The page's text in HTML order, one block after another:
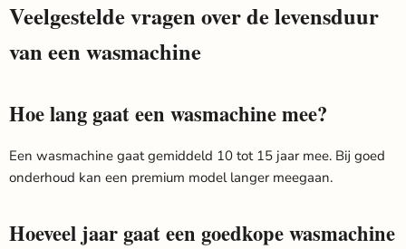
Veelgestelde vragen over de levensduur
van een wasmachine
Hoe lang gaat een wasmachine mee?
Een wasmachine gaat gemiddeld 10 tot 15 jaar mee. Bij goed
onderhoud kan een premium model langer meegaan.
Hoeveel jaar gaat een goedkope wasmachine